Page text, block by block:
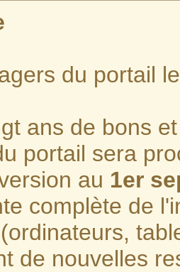
du portail
ans de bons
portail sera
au 1er
complète de
de nouvelles